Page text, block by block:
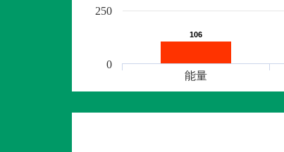
106
106
能量
0
250